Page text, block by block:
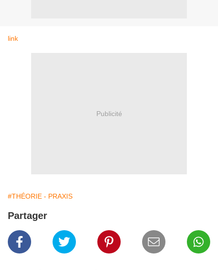
link
Publicité
#THÉORIE - PRAXIS
Partager